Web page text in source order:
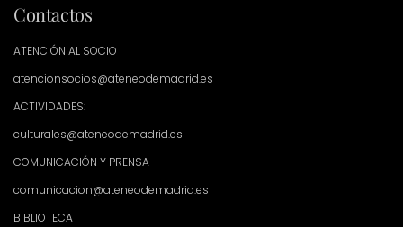
Contactos
ATENCIÓN AL SOCIO
atencionsocios@ateneodemadrid.es
ACTIVIDADES:
culturales@ateneodemadrid.es
COMUNICACIÓN Y PRENSA
comunicacion@ateneodemadrid.es
BIBLIOTECA